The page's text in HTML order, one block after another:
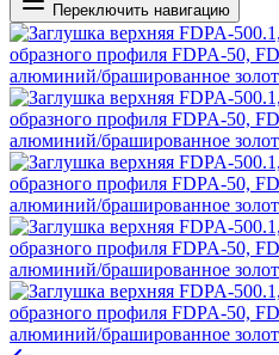
Переключить навигацию